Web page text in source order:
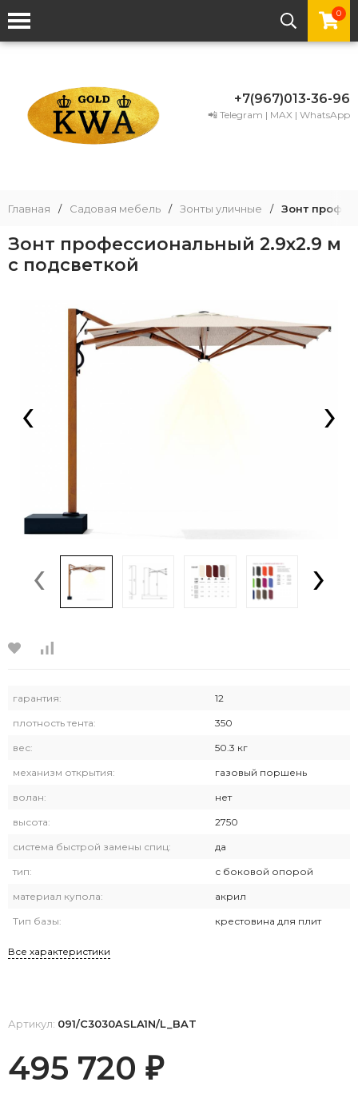
0
+7(967)013-36-96
📲 Telegram | MAX | WhatsApp
Главная / Садовая мебель / Зонты уличные / Зонт
Зонт профессиональный 2.9х2.9 м
с подсветкой
‹ ›
‹ ›
гарантия: 12
плотность тента: 350
вес: 50.3 кг
механизм открытия: газовый поршень
волан: нет
высота: 2750
система быстрой замены спиц: да
тип: с боковой опорой
материал купола: акрил
Тип базы: крестовина для плит
Все характеристики
Артикул: 091/C3030ASLA1N/L_BAT
495 720 ₽